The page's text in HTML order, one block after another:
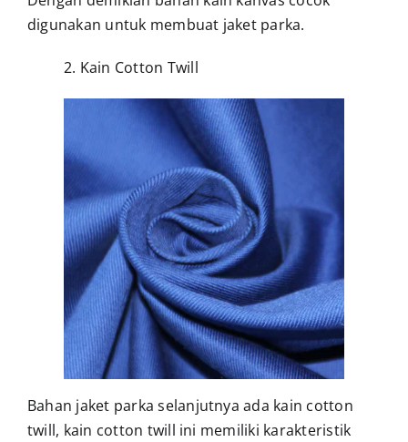
digunakan untuk membuat jaket parka.
2. Kain Cotton Twill
Bahan jaket parka selanjutnya ada kain cotton
twill, kain cotton twill ini memiliki karakteristik